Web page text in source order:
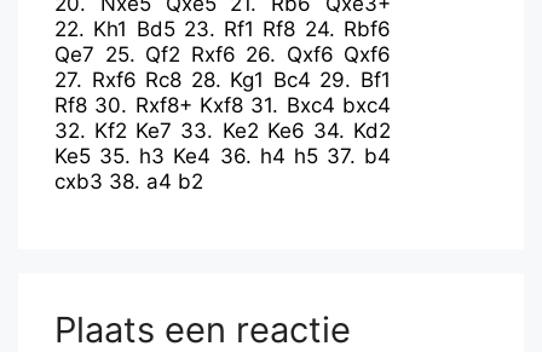
22. Kh1 Bd5 23. Rf1 Rf8 24. Rbf6
Qe7 25. Qf2 Rxf6 26. Qxf6 Qxf6
27. Rxf6 Rc8 28. Kg1 Bc4 29. Bf1
Rf8 30. Rxf8+ Kxf8 31. Bxc4 bxc4
32. Kf2 Ke7 33. Ke2 Ke6 34. Kd2
Ke5 35. h3 Ke4 36. h4 h5 37. b4
cxb3 38. a4 b2
Plaats een reactie